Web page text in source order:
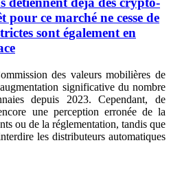
ce marché ne cesse de
sont également en
des valeurs mobilières de
significative du nombre
depuis 2023. Cependant, de
une perception erronée de la
ou de la réglementation, tandis que
les distributeurs automatiques